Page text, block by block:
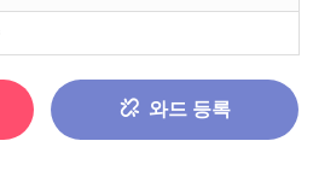
와드 등록